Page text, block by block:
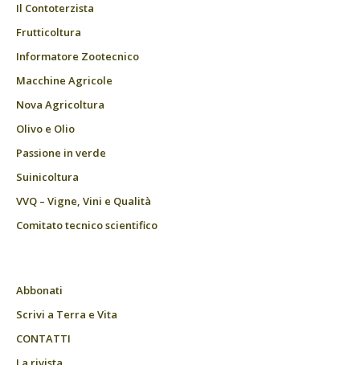
Il Contoterzista
Frutticoltura
Informatore Zootecnico
Macchine Agricole
Nova Agricoltura
Olivo e Olio
Passione in verde
Suinicoltura
VVQ – Vigne, Vini e Qualità
Comitato tecnico scientifico
Abbonati
Scrivi a Terra e Vita
CONTATTI